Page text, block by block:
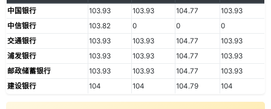
中国银行
103.93 103.93 104.77
103.93
中信银行
103.82 0 0
0
交通银行
103.93 103.93 104.77
103.93
浦发银行
103.93 103.93 104.77
103.93
邮政储蓄银行
103.93 103.93 104.77
103.93
建设银行
104 104 104.79 104